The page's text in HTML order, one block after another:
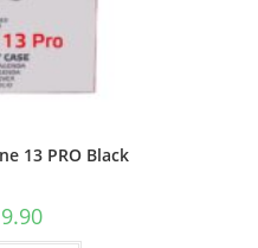
13 PRO Black